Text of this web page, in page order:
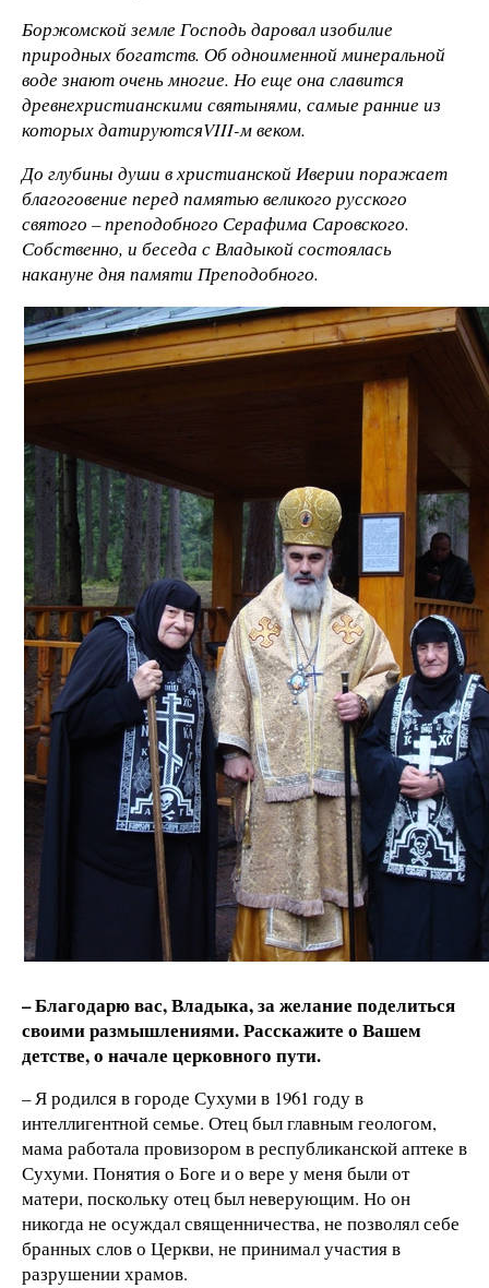
Боржомской земле Господь даровал изобилие
природных богатств. Об одноименной минеральной
воде знают очень многие. Но еще она славится
древнехристианскими святынями, самые ранние из
которых датируютсяVIII-м веком.
До глубины души в христианской Иверии поражает
благоговение перед памятью великого русского
святого – преподобного Серафима Саровского.
Собственно, и беседа с Владыкой состоялась
накануне дня памяти Преподобного.
– Благодарю вас, Владыка, за желание поделиться
своими размышлениями. Расскажите о Вашем
детстве, о начале церковного пути.
– Я родился в городе Сухуми в 1961 году в
интеллигентной семье. Отец был главным геологом,
мама работала провизором в республиканской аптеке в
Сухуми. Понятия о Боге и о вере у меня были от
матери, поскольку отец был неверующим. Но он
никогда не осуждал священничества, не позволял себе
бранных слов о Церкви, не принимал участия в
разрушении храмов.